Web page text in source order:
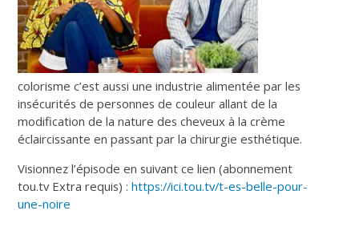
colorisme c’est aussi une industrie alimentée par les
insécurités de personnes de couleur allant de la
modification de la nature des cheveux à la crème
éclaircissante en passant par la chirurgie esthétique.
Visionnez l’épisode en suivant ce lien (abonnement
tou.tv Extra requis) :https://ici.tou.tv/t-es-belle-pour-
une-noire